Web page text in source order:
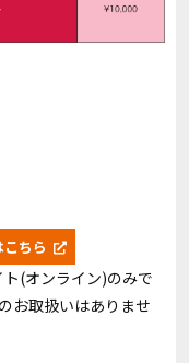
ちら
(オンライン)のみで
お取扱いはありませ